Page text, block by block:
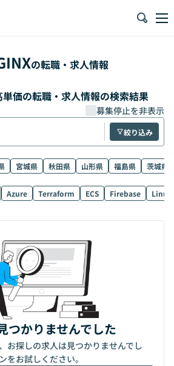
の転職・求人情報
単価の転職・求人情報の検索結果
募集停止を非表示
絞り込み
宮城県 秋田県 山形県 福島県
茨城県
Azure Terraform ECS Firebase Linux
つかりませんでした
お探しの求人は見つかりませんでし
をお試しください。